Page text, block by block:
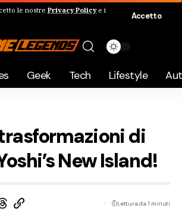
le nostre Privacy Policye i
Accetto
Geek Tech Lifestyle
di
New Island!
Lettura da 1 minuti